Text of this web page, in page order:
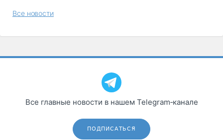
Все новости
Все главные новости в нашем Telegram‑канале
ПОДПИСАТЬСЯ